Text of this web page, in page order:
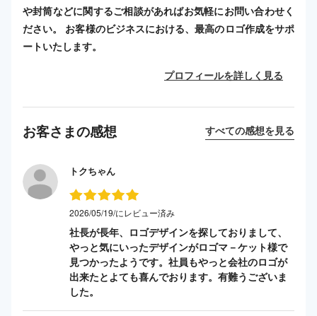
や封筒などに関するご相談があればお気軽にお問い合わせく
ださい。 お客様のビジネスにおける、最高のロゴ作成をサポ
ートいたします。
プロフィールを詳しく見る
お客さまの感想 すべての感想を見る
トクちゃん
2026/05/19/にレビュー済み
社長が長年、ロゴデザインを探しておりまして、
やっと気にいったデザインがロゴマ－ケット様で
見つかったようです。社員もやっと会社のロゴが
出来たとよても喜んでおります。有難うございま
した。